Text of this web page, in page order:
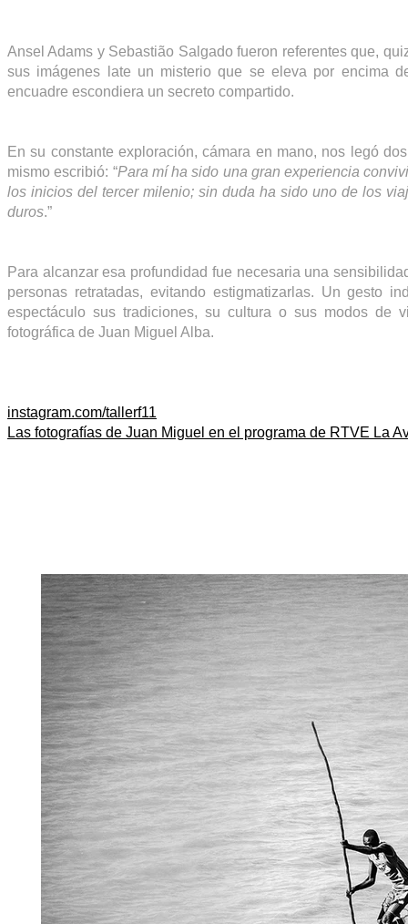
Ansel Adams y Sebastião Salgado fueron referentes que,
sus imágenes late un misterio que se eleva por encima
encuadre escondiera un secreto compartido.
En su constante exploración, cámara en mano, nos legó
mismo escribió: “Para mí ha sido una gran experiencia
los inicios del tercer milenio; sin duda ha sido uno de los
duros.”
Para alcanzar esa profundidad fue necesaria una
personas retratadas, evitando estigmatizarlas. Un gesto
espectáculo sus tradiciones, su cultura o sus modos de
fotográfica de Juan Miguel Alba.
instagram.com/tallerf11
Las fotografías de Juan Miguel en el programa de RTVE La